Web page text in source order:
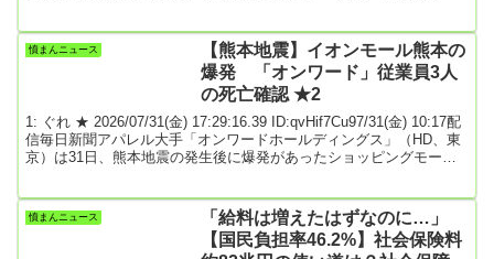
し、現実的に暮らしの底上げにつながる政策を次々と打ち出してい
ける中道勢力を結集していくことは大事だ」と強調。そのうえで、
「まず公明と結集軸となってうねり...
憤まんニュース
【熊本地震】イオンモール熊本の
爆発 「オンワード」従業員3人
の死亡確認 ★2
1: ぐれ ★ 2026/07/31(金) 17:29:16.39 ID:qvHif7Cu97/31(金) 10:17配
信毎日新聞アパレル大手「オンワードホールディングス」（HD、東
京）は31日、熊本地震の発生後に爆発があったショッピングモール
列店舗「エニィシス」「ウィゴー」があり、28日の地震発生時は7人
が勤務していた。地震直後に全員が避難し無事であることを確認し
憤まんニュース
「給料は増えたはずなのに…」
【国民負担率46.2%】社会保険料